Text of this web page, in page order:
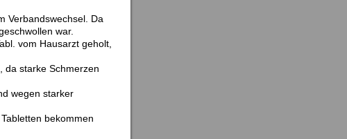
Verbandswechsel. Da
war.
vom Hausarzt geholt,
da starke Schmerzen
wegen starker
bekommen